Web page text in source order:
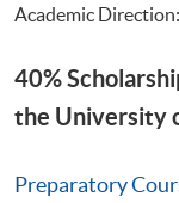
Academic
40%
the University
Preparatory